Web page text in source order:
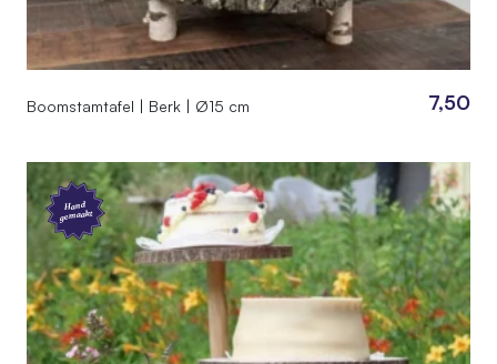
Boomstamtafel | Berk | Ø15 cm 7,50
Hand
gemaakt